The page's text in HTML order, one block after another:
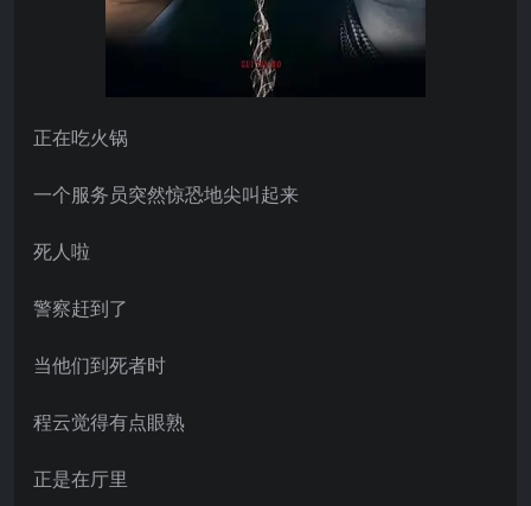
正在吃火锅
一个服务员突然惊恐地尖叫起来
死人啦
警察赶到了
当他们到死者时
程云觉得有点眼熟
正是在厅里